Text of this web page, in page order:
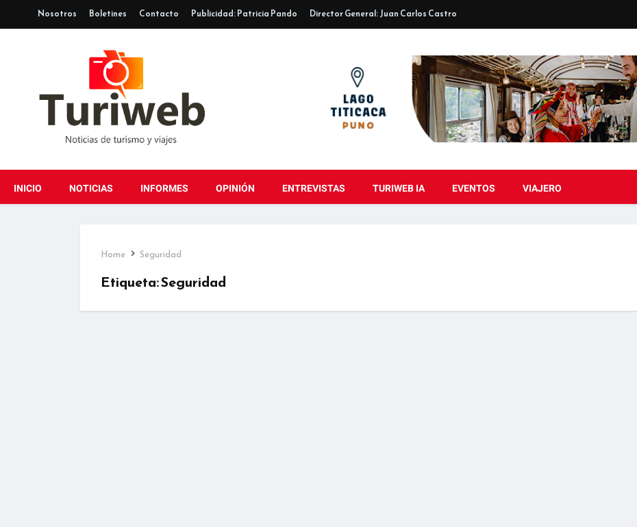
Nosotros Boletines Contacto Publicidad: Patricia Pando Director General: Juan Carlos Castro
INICIO NOTICIAS INFORMES OPINIÓN ENTREVISTAS TURIWEB IA EVENTOS VIAJERO
Home Seguridad
Etiqueta:Seguridad